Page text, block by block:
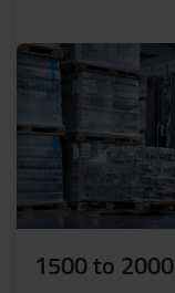
1500 to